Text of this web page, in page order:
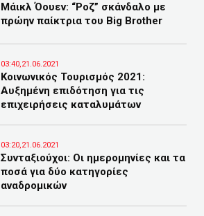
Μάικλ Όουεν: “Ροζ” σκάνδαλο με
πρώην παίκτρια του Big Brother
03:40,21.06.2021
Κοινωνικός Τουρισμός 2021:
Αυξημένη επιδότηση για τις
επιχειρήσεις καταλυμάτων
03:20,21.06.2021
Συνταξιούχοι: Οι ημερομηνίες και τα
ποσά για δύο κατηγορίες
αναδρομικών